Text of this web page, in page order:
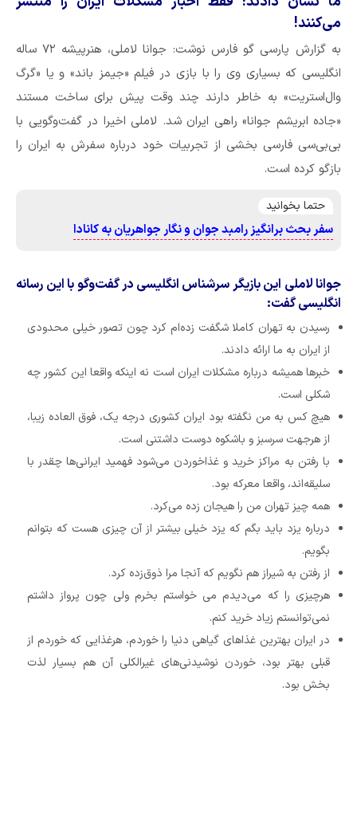
می‌کنند!
به گزارش پارسی گو فارس نوشت: جوانا لاملی، هنرپیشه‌ ۷۲ ساله
انگلیسی که بسیاری وی را با بازی در فیلم «جیمز باند» و یا «گرگ
وال‌استریت» به خاطر دارند چند وقت پیش برای ساخت مستند
«جاده‌ ابریشم جوانا» راهی ایران شد. لاملی اخیرا در گفت‌وگویی با
بی‌بی‌سی فارسی بخشی از تجربیات خود درباره سفرش به ایران را
بازگو کرده است.
حتما بخوانید
سفر بحث برانگیز رامبد جوان و نگار جواهریان به کانادا
جوانا لاملی این بازیگر سرشناس انگلیسی در گفت‌وگو با این رسانه
انگلیسی گفت:
رسیدن به تهران کاملا شگفت زده‌ام کرد چون تصور خیلی محدودی
از ایران به ما ارائه دادند.
خبرها همیشه درباره مشکلات ایران است نه اینکه واقعا این کشور چه
شکلی است.
هیچ کس به من نگفته بود ایران کشوری درجه یک، فوق العاده زیبا،
از هرجهت سرسبز و باشکوه دوست داشتنی است.
با رفتن به مراکز خرید و غذاخوردن می‌شود فهمید ایرانی‌ها چقدر با
سلیقه‌اند، واقعا معرکه بود.
همه چیز تهران من را هیجان زده می‌کرد.
درباره یزد باید بگم که یزد خیلی بیشتر از آن چیزی هست که بتوانم
بگویم.
از رفتن به شیراز هم نگویم که آنجا مرا ذوق‌زده کرد.
هرچیزی را که می‌دیدم می خواستم بخرم ولی چون پرواز داشتم
نمی‌توانستم زیاد خرید کنم.
در ایران بهترین غذاهای گیاهی دنیا را خوردم، هرغذایی که خوردم از
قبلی بهتر بود، خوردن نوشیدنی‌‌های غیرالکلی آن هم بسیار لذت
بخش بود.